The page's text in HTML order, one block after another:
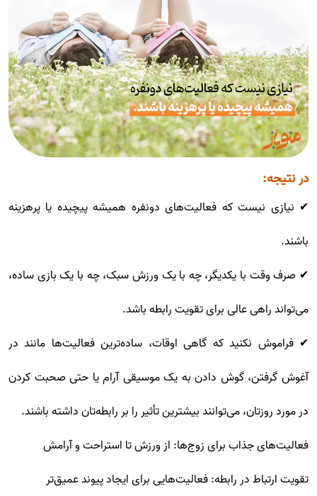
در نتیجه:
✔ نیازی نیست که فعالیت‌های دونفره همیشه پیچیده یا پرهزینه
باشند.
✔ صرف وقت با یکدیگر، چه با یک ورزش سبک، چه با یک بازی ساده،
می‌تواند راهی عالی برای تقویت رابطه باشد.
✔ فراموش نکنید که گاهی اوقات، ساده‌ترین فعالیت‌ها مانند در
آغوش گرفتن، گوش دادن به یک موسیقی آرام یا حتی صحبت کردن
در مورد روزتان، می‌توانند بیشترین تأثیر را بر رابطه‌تان داشته باشند.
فعالیت‌های جذاب برای زوج‌ها: از ورزش تا استراحت و آرامش
تقویت ارتباط در رابطه: فعالیت‌هایی برای ایجاد پیوند عمیق‌تر